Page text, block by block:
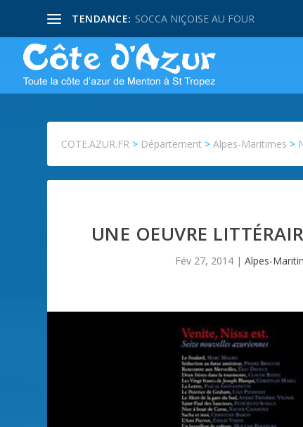
TENDANCE: SOCCA NIÇOISE AU FOUR
COTE.AZUR.FR > Département >Alpes-Maritimes >
UNE OEUVRE
Fév 27, 2014 |Alpes-